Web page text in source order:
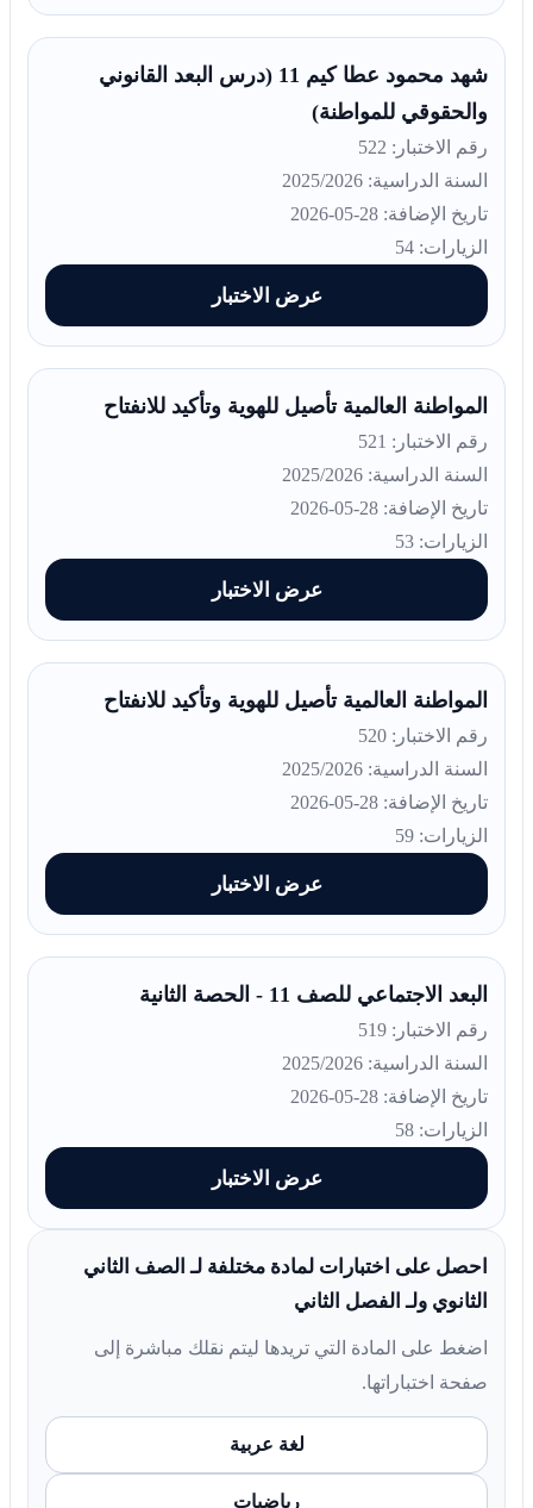
شهد محمود عطا کیم 11 (درس البعد القانوني
والحقوقي للمواطنة)
رقم الاختبار: 522
السنة الدراسية: 2025/2026
تاريخ الإضافة: 28-05-2026
الزيارات: 54
عرض الاختبار
المواطنة العالمية تأصيل للهوية وتأكيد للانفتاح
رقم الاختبار: 521
السنة الدراسية: 2025/2026
تاريخ الإضافة: 28-05-2026
الزيارات: 53
عرض الاختبار
المواطنة العالمية تأصيل للهوية وتأكيد للانفتاح
رقم الاختبار: 520
السنة الدراسية: 2025/2026
تاريخ الإضافة: 28-05-2026
الزيارات: 59
عرض الاختبار
البعد الاجتماعي للصف 11 - الحصة الثانية
رقم الاختبار: 519
السنة الدراسية: 2025/2026
تاريخ الإضافة: 28-05-2026
الزيارات: 58
عرض الاختبار
احصل على اختبارات لمادة مختلفة لـ الصف الثاني
الثانوي ولـ الفصل الثاني
اضغط على المادة التي تريدها ليتم نقلك مباشرة إلى
صفحة اختباراتها.
لغة عربية
رياضيات